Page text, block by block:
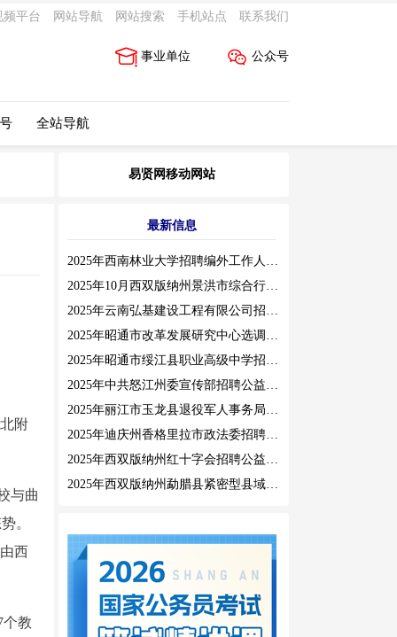
频平台 网站导航 网站搜索 手机站点 联系我们
公众号
事业单位
全站导航
附
与曲
。
西
个教
易贤网移动网站
最新信息
2025年西南林业大学招聘编外工作人员公告（三）
2025年10月西双版纳州景洪市综合行政执法局招聘人员公告
2025年云南弘基建设工程有限公司招聘公告
2025年昭通市改革发展研究中心选调工作人员职业素质测评通告
2025年昭通市绥江县职业高级中学招聘编外紧缺临聘数学教师公告
2025年中共怒江州委宣传部招聘公益性岗位公告
2025年丽江市玉龙县退役军人事务局公益性岗位招聘公告
2025年迪庆州香格里拉市政法委招聘公益性岗位公告
2025年西双版纳州红十字会招聘公益性岗位人员公告
2025年西双版纳州勐腊县紧密型县域医共体招聘编外人员公告